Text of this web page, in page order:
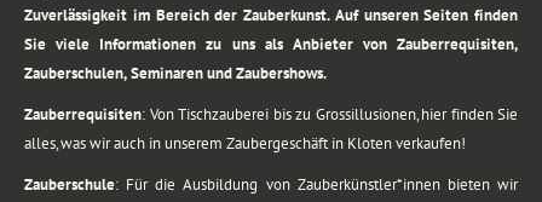
Zuverlässigkeit im Bereich der Zauberkunst. Auf unseren Seiten finden
Sie viele Informationen zu uns als Anbieter von Zauberrequisiten,
Zauberschulen, Seminaren und Zaubershows.
Zauberrequisiten: Von Tischzauberei bis zu Grossillusionen, hier finden Sie
alles, was wir auch in unserem Zaubergeschäft in Kloten verkaufen!
Zauberschule: Für die Ausbildung von Zauberkünstler*innen bieten wir